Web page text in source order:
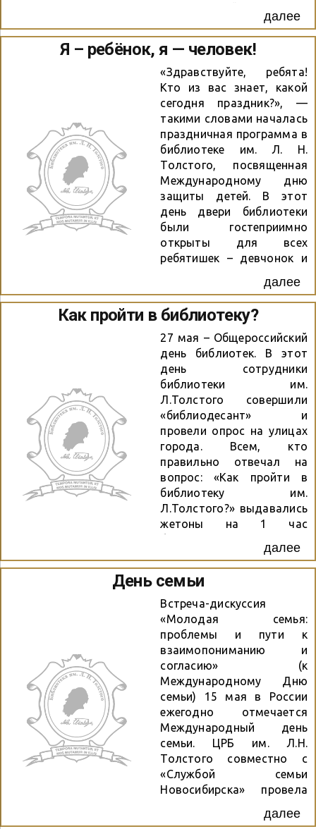
программы сотрудники
библиотеки рассказали
ребятам о символах
нашего государства:
гербе, флаге и гимне.
История флага
российского привела во...
по интересующей вас
области знаний.
далее
Я – ребёнок, я — человек!
«Здравствуйте, ребята!
Кто из вас знает, какой
сегодня праздник?», —
такими словами началась
праздничная программа в
библиотеке им. Л. Н.
Толстого, посвященная
Международному дню
защиты детей. В этот
день двери библиотеки
были гостеприимно
открыты для всех
ребятишек – девчонок и
праздника стали ребята
из летнего лагеря школы
№ 185. Поздравить детей
пришли представители
администрации
Октябрьского района, во
главе с председателем
избирательной комиссии
Лычкиной Жанной
Ильиничной. Ребятам
была предложена
познавательно-игровая
программа «Я – ребёнок, я
– человек!». Она
включала в себя и слайд-
программу с весёлыми
детскими картинками,
песенками, которые
иллюстрировали эту
очень серьёзную тему.
Экскурс в историю
рассказал,...
далее
Как пройти в библиотеку?
27 мая – Общероссийский
день библиотек. В этот
день сотрудники
библиотеки им.
Л.Толстого совершили
«библиодесант» и
провели опрос на улицах
города. Всем, кто
правильно отвечал на
вопрос: «Как пройти в
библиотеку им.
Л.Толстого?» выдавались
жетоны на 1 час
стенах библиотеки.
«Библиодесант» прошёл
весело и задорно,
прохожие с
удовольствием отвечали
на заданные им вопросы,
заполняли небольшую
анкету и получали в
подарок прекрасное
издание проспекта
библиотеки.
далее
День семьи
Встреча-дискуссия
«Молодая семья:
проблемы и пути к
взаимопониманию и
согласию» (к
Международному Дню
семьи) 15 мая в России
ежегодно отмечается
Международный день
семьи. ЦРБ им. Л.Н.
Толстого совместно с
«Службой семьи
Новосибирска» провела
«Молодая семья:
далее